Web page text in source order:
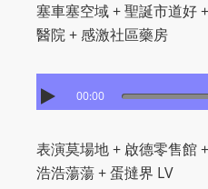
塞車塞空域 + 聖誕市道好
醫院 + 感激社區藥房
00:00
表演莫場地 + 啟德零售館
浩浩蕩蕩 + 蛋撻界 LV